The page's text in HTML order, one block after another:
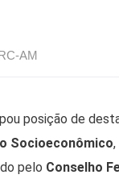
AM
posição de
Socioeconômico
pelo Conselho